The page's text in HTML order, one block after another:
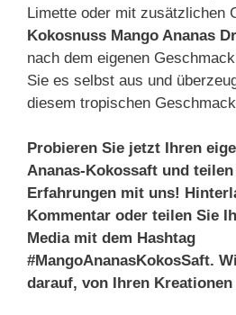
Limette oder mit zusätzlichen
Kokosnuss Mango Ananas
nach dem eigenen
Sie es selbst aus und
diesem tropischen
Probieren Sie jetzt Ihren
Ananas-Kokossaft und
Erfahrungen mit uns!
Kommentar oder teilen Sie
Media mit dem Hashtag
#MangoAnanasKokosSaft.
darauf, von Ihren